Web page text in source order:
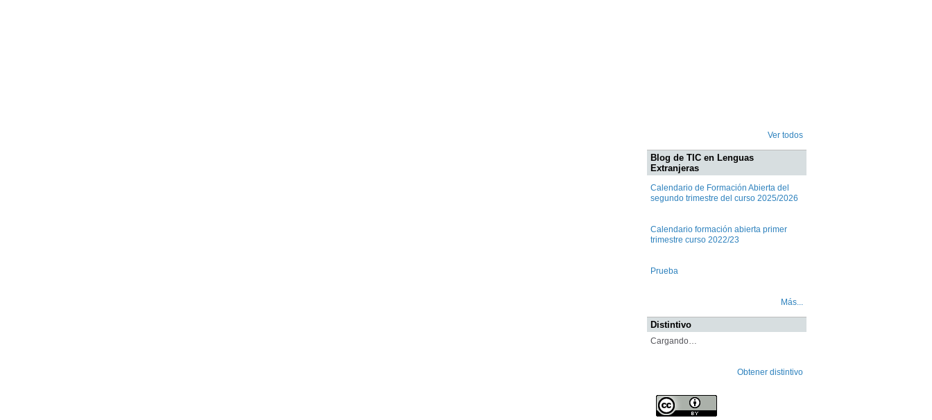
Ver todos
Blog de TIC en Lenguas
Extranjeras
Calendario de Formación Abierta del
segundo trimestre del curso 2025/2026
Calendario formación abierta primer
trimestre curso 2022/23
Prueba
Más...
Distintivo
Cargando…
Obtener distintivo